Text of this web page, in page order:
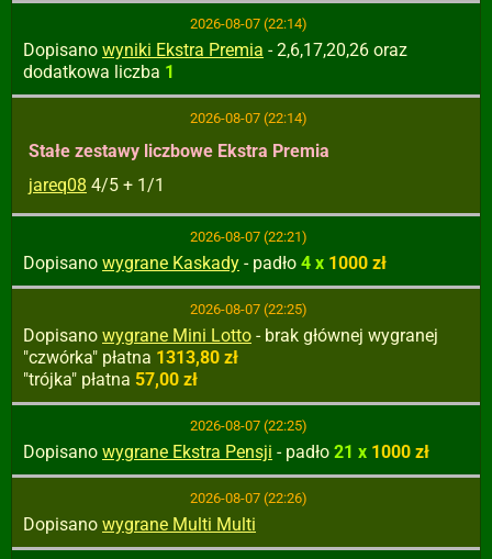
2026-08-07 (22:14)
Dopisano wyniki Ekstra Premia - 2,6,17,20,26 oraz
dodatkowa liczba 1
2026-08-07 (22:14)
Stałe zestawy liczbowe Ekstra Premia
jareq08 4/5 + 1/1
2026-08-07 (22:21)
Dopisano wygrane Kaskady - padło 4 x 1000 zł
2026-08-07 (22:25)
Dopisano wygrane Mini Lotto - brak głównej wygranej
"czwórka" płatna 1313,80 zł
"trójka" płatna 57,00 zł
2026-08-07 (22:25)
Dopisano wygrane Ekstra Pensji - padło 21 x 1000 zł
2026-08-07 (22:26)
Dopisano wygrane Multi Multi